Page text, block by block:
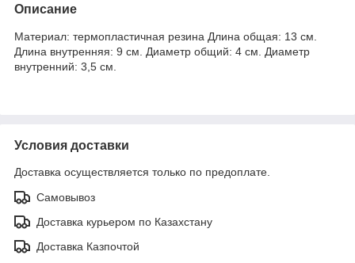
Описание
Материал: термопластичная резина Длина общая: 13 см.
Длина внутренняя: 9 см. Диаметр общий: 4 см. Диаметр
внутренний: 3,5 см.
Условия доставки
Доставка осуществляется только по предоплате.
Самовывоз
Доставка курьером по Казахстану
Доставка Казпочтой